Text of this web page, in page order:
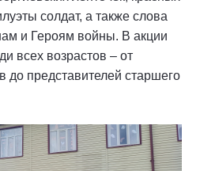
солдат, а также слова
и Героям войны. В акции
всех возрастов – от
до представителей старшего